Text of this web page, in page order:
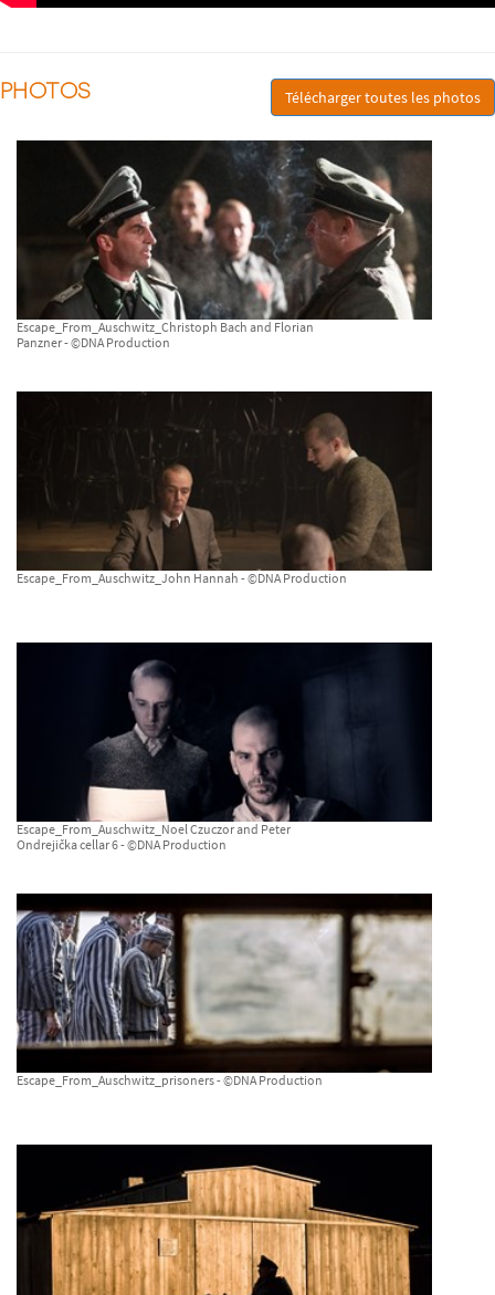
PHOTOS Télécharger toutes les photos
Escape_From_Auschwitz_Christoph Bach and Florian
Panzner - ©DNA Production
Escape_From_Auschwitz_John Hannah - ©DNA Production
Escape_From_Auschwitz_Noel Czuczor and Peter
Ondrejička cellar 6 - ©DNA Production
Escape_From_Auschwitz_prisoners - ©DNA Production